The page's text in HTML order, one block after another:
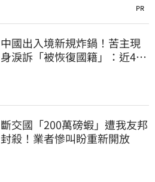
PR
中國出入境新規炸鍋！苦主現
身淚訴「被恢復國籍」：近4億
斷交國「200萬磅蝦」遭我友邦
封殺！業者慘叫盼重新開放